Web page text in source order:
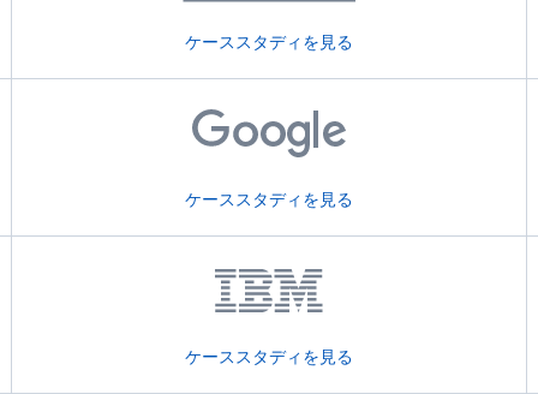
ケーススタディを見る
ケーススタディを見る
ケーススタディを見る